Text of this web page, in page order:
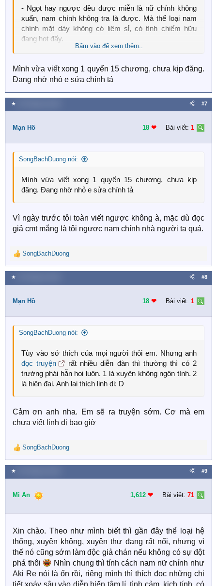
- Ngọt hay ngược đều được miễn là nữ chính không
xuẩn, nam chính không tra là được. Mà thể loại nam
chính mặt dày không có liêm sỉ, có tính chiếm hữu
đang hot đấy.
chương miễn trong tuần có chương là Ok.
Bấm vào để xem thêm..
Mình vừa viết xong 1 quyển 15 chương, chưa kịp đăng.
Đang nhờ nhỏ e sửa chính tả
★ #7
Mạn Hồ 18 ❤︎ Bài viết: 1
SongBachDuong nói:
Mình vừa viết xong 1 quyển 15 chương, chưa kịp
đăng. Đang nhờ nhỏ e sửa chính tả
Vì ngày trước tôi toàn viết ngược không à, mặc dù đọc
giả cmt mắng là tôi ngược nam chính nhà người ta quá.
R
e
a
c
i
n
s
SongBachDuong
★ #8
Mạn Hồ 18 ❤︎ Bài viết: 1
SongBachDuong nói:
Tùy vào sở thích của mọi người thôi em. Nhưng anh
đọc truyện
rất nhiều diễn đàn thì thường thì có 2
trường phái hẵn hoi luôn. 1 là xuyên không ngôn tình. 2
là hiện đại. Anh lại thích linh dị: D
Cảm ơn anh nha. Em sẽ ra truyện sớm. Cơ mà em
chưa viết linh dị bao giờ
R
e
a
c
i
n
:
SongBachDuong
★ #9
Mi An 1,612 ❤︎ Bài viết: 71
Xin chào. Theo như mình biết thì gần đây thể loại hệ
thống, xuyên không, xuyên thư đang rất nổi, nhưng vì
thế nó cũng sớm làm độc giả chán nếu không có sự đột
phá thôi
Nhìn chung thì tính cách nam nữ chính như
Aki Re nói là ổn rồi, riêng mình thì thích đọc những chi
tiết xoáy sâu vào diễn biến tâm lí, tình cảm, kịch tính, có